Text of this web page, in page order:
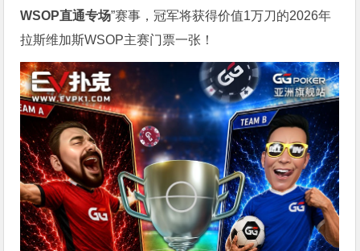
WSOP直通专场”赛事，冠军将获得价值1万刀的2026年
拉斯维加斯WSOP主赛门票一张！